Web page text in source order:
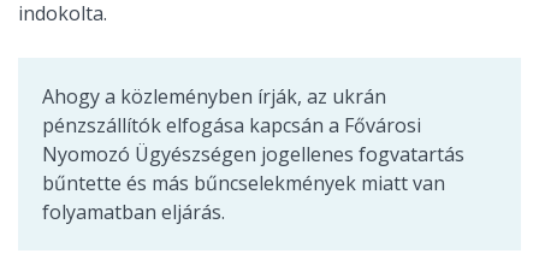
indokolta.
Ahogy a közleményben írják, az ukrán
pénzszállítók elfogása kapcsán a Fővárosi
Nyomozó Ügyészségen jogellenes fogvatartás
bűntette és más bűncselekmények miatt van
folyamatban eljárás.